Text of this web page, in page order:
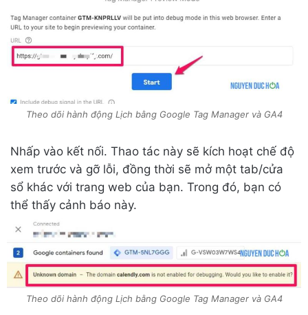
Theo dõi hành động Lịch bằng Google Tag Manager và GA4
Nhấp vào kết nối. Thao tác này sẽ kích hoạt chế độ
xem trước và gỡ lỗi, đồng thời sẽ mở một tab/cửa
sổ khác với trang web của bạn. Trong đó, bạn có
thể thấy cảnh báo này.
Theo dõi hành động Lịch bằng Google Tag Manager và GA4